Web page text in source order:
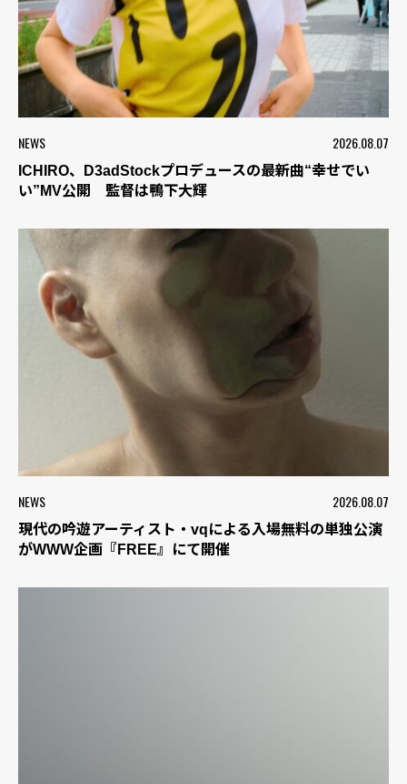
NEWS 2026.08.07
ICHIRO、D3adStockプロデュースの最新曲“幸せでい
い”MV公開 監督は鴨下大輝
NEWS 2026.08.07
現代の吟遊アーティスト・vqによる入場無料の単独公演
がWWW企画『FREE』にて開催